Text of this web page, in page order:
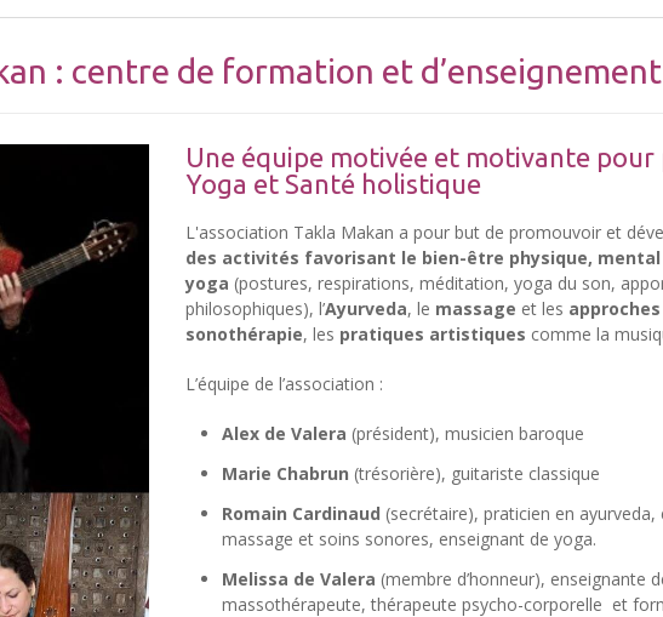
: centre de formation et d’enseignement
Une équipe motivée et motivante
Yoga et Santé holistique
L'association Takla Makan a pour but de promouvoir et
des activités favorisant le bien-être physique,
yoga (postures, respirations, méditation, yoga du son,
philosophiques), l’Ayurveda, le massage et les
sonothérapie, les pratiques artistiques comme la
L’équipe de l’association :
Alex de Valera (président), musicien baroque
Marie Chabrun (trésorière), guitariste classique
Romain Cardinaud (secrétaire), praticien en
massage et soins sonores, enseignant de yoga.
Melissa de Valera (membre d’honneur), enseignante
massothérapeute, thérapeute psycho-corporelle et